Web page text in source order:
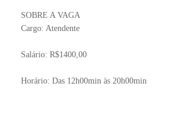
SOBRE A VAGA
Cargo: Atendente
Salário: R$1400,00
Horário: Das 12h00min às 20h00min